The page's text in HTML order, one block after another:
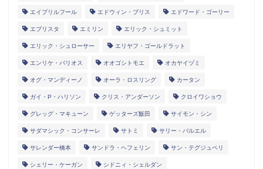
エイプリルフール エドウィン・ブリス エドワード・ゴーリー
エブリスタ エミリン エリック・シュミット
エリック・シュローサー エリヤフ・ゴールドラット
エンリケ・バリオス オオゴシトモエ オカヤイヅミ
オグ・マンディーノ オーラ・ロスリング カータン
ガイ・P・ハリソン クリス・アンダーソン クロイワショウ
グレッグ・マキューン ゲッターズ飯田 サイモン・シン
サダマシック・コンサーレ サトミ サリー・バルエル
サレンダー橋本 サンドラ・ヘフェリン サン・テグジュペリ
シェリー・ケーガン シドニィ・シェルダン